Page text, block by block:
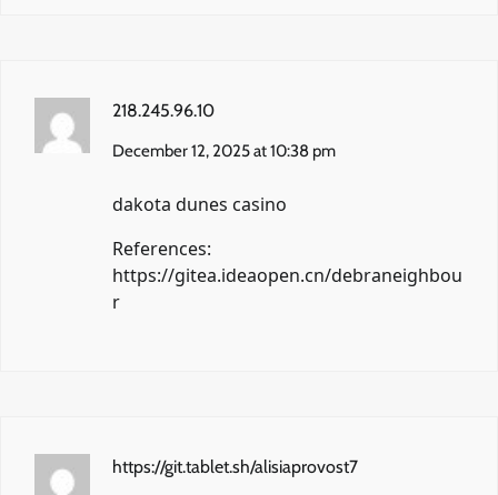
218.245.96.10
December 12, 2025 at 10:38 pm
dakota dunes casino
References:
https://gitea.ideaopen.cn/debraneighbou
r
https://git.tablet.sh/alisiaprovost7